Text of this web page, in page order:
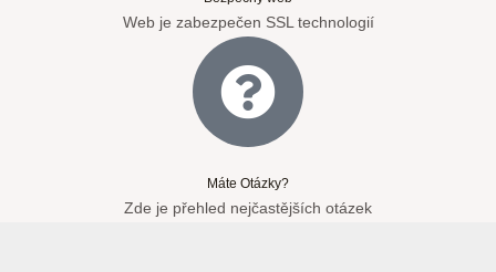
Web je zabezpečen SSL technologií
Máte Otázky?
Zde je přehled nejčastějších otázek